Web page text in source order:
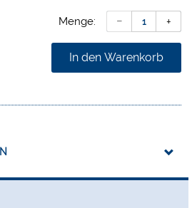
Menge:
In den Warenkorb